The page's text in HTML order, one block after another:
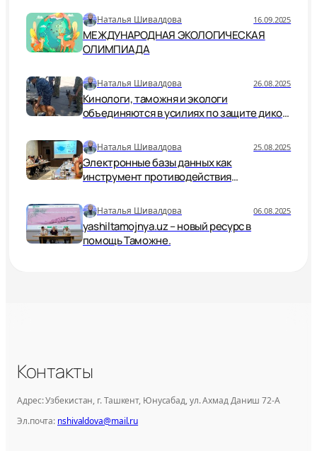
Наталья Шивалдова 16.09.2025
МЕЖДУНАРОДНАЯ ЭКОЛОГИЧЕСКАЯ
ОЛИМПИАДА
Наталья Шивалдова 26.08.2025
Кинологи, таможня и экологи
объединяются в усилиях по защите дикой
Наталья Шивалдова 25.08.2025
Электронные базы данных как
инструмент противодействия
Наталья Шивалдова 06.08.2025
yashiltamojnya.uz – новый ресурс в
помощь Таможне.
Контакты
Адрес: Узбекистан, г. Ташкент, Юнусабад, ул. Ахмад Даниш 72-А
Эл.почта: nshivaldova@mail.ru